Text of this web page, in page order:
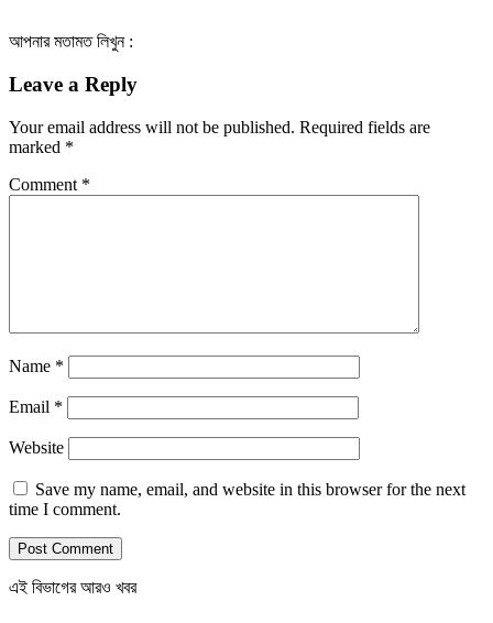
আপনার মতামত লিখুন :
Leave a Reply
Your email address will not be published. Required fields are
marked *
Comment *
Name *
Email *
Website
Save my name, email, and website in this browser for the next
time I comment.
এই বিভাগের আরও খবর